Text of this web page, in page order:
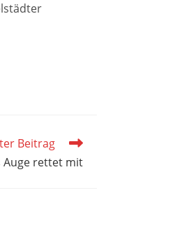
Beitrag
Auge rettet mit